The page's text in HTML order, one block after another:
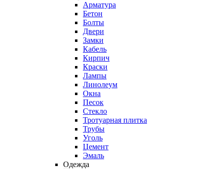
Арматура
Бетон
Болты
Двери
Замки
Кабель
Кирпич
Краски
Лампы
Линолеум
Окна
Песок
Стекло
Тротуарная плитка
Трубы
Уголь
Цемент
Эмаль
Одежда